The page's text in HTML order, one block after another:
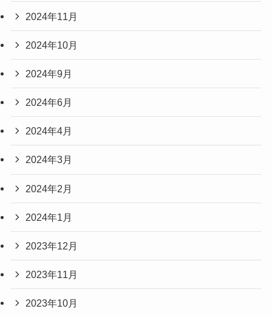
2024年11月
2024年10月
2024年9月
2024年6月
2024年4月
2024年3月
2024年2月
2024年1月
2023年12月
2023年11月
2023年10月